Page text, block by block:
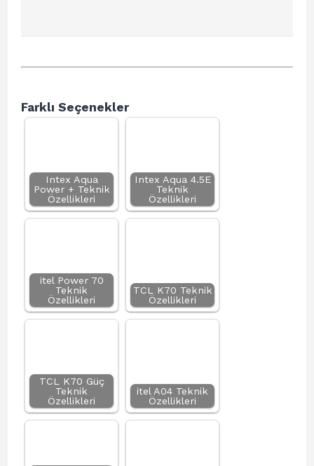
Farklı Seçenekler
Intex Aqua
Power + Teknik
Özellikleri
Intex Aqua 4.5E
Teknik
Özellikleri
itel Power 70
Teknik
Özellikleri
TCL K70 Teknik
Özellikleri
TCL K70 Güç
Teknik
Özellikleri
itel A04 Teknik
Özellikleri